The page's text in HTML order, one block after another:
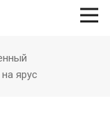
ярус